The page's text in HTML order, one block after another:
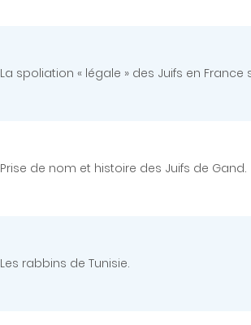
La spoliation « légale » des Juifs en
Prise de nom et histoire des Juifs de Gand.
Les rabbins de Tunisie.